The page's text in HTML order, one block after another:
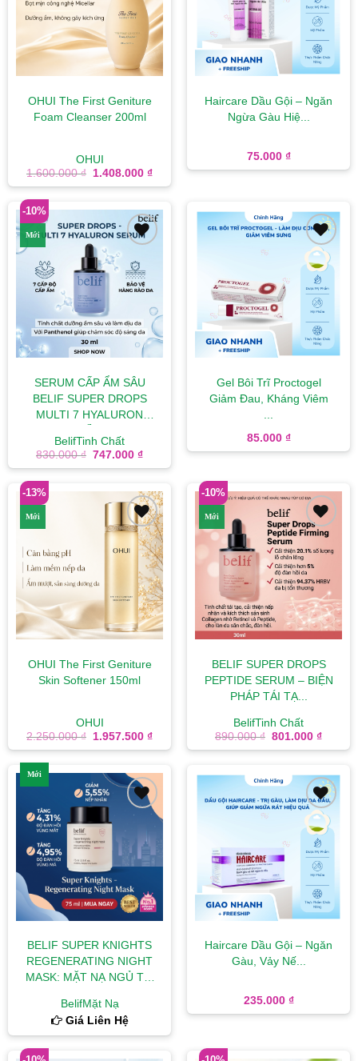
OHUI The First Geniture
Foam Cleanser 200ml
OHUI
1.600.000₫
Giá
1.408.000 ₫Giá
hiện
1.408.000 ₫.
Haircare Dầu Gội – Ngăn
Ngừa Gàu Hiệ...
75.000 ₫
-10%
Mới
Add to
wishlist
SERUM CẤP ẨM SÂU
BELIF SUPER DROPS
MULTI 7 HYALURON
BelifTinh Chất
830.000₫ Giá
747.000 ₫Giá
747.000 ₫.
Add to
wishlist
Gel Bôi Trĩ Proctogel
Giảm Đau, Kháng Viêm
85.000 ₫
-13%
Mới
Add to
wishlist
OHUI The First Geniture
Skin Softener 150ml
OHUI
2.250.000₫
Giá
1.957.500 ₫Giá
hiện
1.957.500 ₫.
-10%
Mới
wishlist
BELIF SUPER DROPS
PEPTIDE SERUM – BIỆN
PHÁP TÁI TẠ...
BelifTinh Chất
890.000₫ Giá
801.000 ₫Giá
Mới
wishlist
BELIF SUPER KNIGHTS
REGENERATING NIGHT
MASK: MẶT NẠ NGỦ TÁI
BelifMặt Nạ
Giá Liên Hệ
Add to
wishlist
Haircare Dầu Gội – Ngăn
Gàu, Vảy Nế...
235.000 ₫